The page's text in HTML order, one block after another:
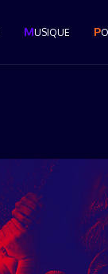
MUSIQUE P